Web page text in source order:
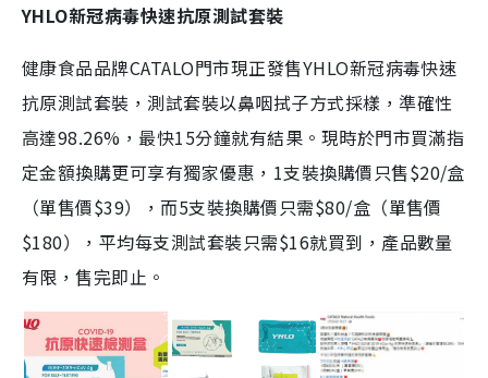
YHLO新冠病毒快速抗原測試套裝
健康食品品牌CATALO門市現正發售YHLO新冠病毒快速
抗原測試套裝，測試套裝以鼻咽拭子方式採樣，準確性
高達98.26%，最快15分鐘就有結果。現時於門市買滿指
定金額換購更可享有獨家優惠，1支裝換購價只售$20/盒
（單售價$39），而5支裝換購價只需$80/盒（單售價
$180），平均每支測試套裝只需$16就買到，產品數量
有限，售完即止。